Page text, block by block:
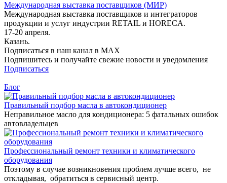
Международная выставка поставщиков (МИР)
Международная выставка поставщиков и интеграторов
продукции и услуг индустрии RETAIL и HORECA.
17-20 апреля.
Казань.
Подписаться в наш канал в MAX
Подпишитесь и получайте свежие новости и уведомления
Подписаться
Блог
Правильный подбор масла в автокондиционер
Неправильное масло для кондиционера: 5 фатальных ошибок
автовладельцев
Профессиональный ремонт техники и климатического
оборудования
Поэтому в случае возникновения проблем лучше всего, не
откладывая, обратиться в сервисный центр.